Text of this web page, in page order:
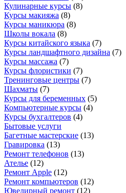
Кулинарные курсы (8)
Курсы макияжа (8)
Курсы маникюра (8)
Школы вокала (8)
Курсы китайского языка (7)
Курсы ландшафтного дизайна (7)
Курсы массажа (7)
Курсы флористики (7)
Тренинговые центры (7)
Шахматы (7)
Курсы для беременных (5)
Компьютерные курсы (4)
Курсы бухгалтеров (4)
Бытовые услуги
Багетные мастерские (13)
Гравировка (13)
Ремонт телефонов (13)
Ателье (12)
Ремонт Apple (12)
Ремонт компьютеров (12)
Ювелирный ремонт (12)